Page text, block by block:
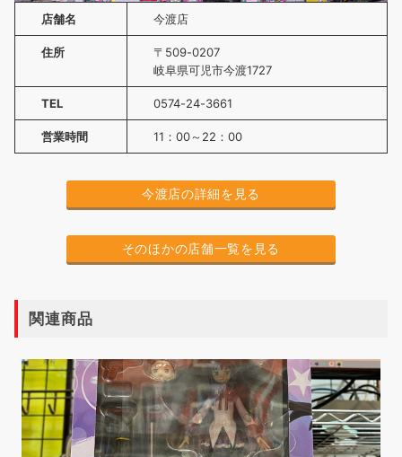
店舗名 今渡店
住所
〒509-0207
岐阜県可児市今渡1727
TEL 0574-24-3661
営業時間 11：00～22：00
今渡店の詳細を見る
そのほかの店舗一覧を見る
関連商品